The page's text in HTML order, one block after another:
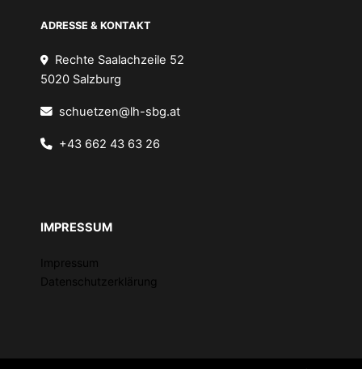
ADRESSE & KONTAKT
Rechte Saalachzeile 52
5020 Salzburg
schuetzen@lh-sbg.at
+43 662 43 63 26
IMPRESSUM
Impressum
Datenschutzerklärung